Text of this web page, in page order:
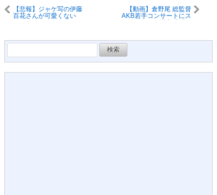
【悲報】ジャケ写の伊藤
百花さんが可愛くない
【動画】倉野尾 総監督
AKB若手コンサートにス
索: